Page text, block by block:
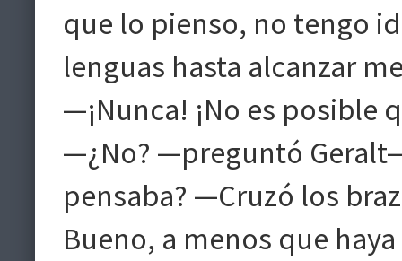
que lo pienso, no tengo
lenguas hasta alcanzar
—¡Nunca! ¡No es posible
—¿No? —preguntó
pensaba? —Cruzó los
Bueno, a menos que